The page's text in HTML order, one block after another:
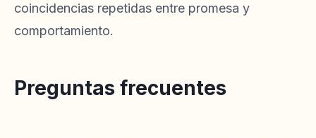
coincidencias repetidas entre promesa y
comportamiento.
Preguntas frecuentes